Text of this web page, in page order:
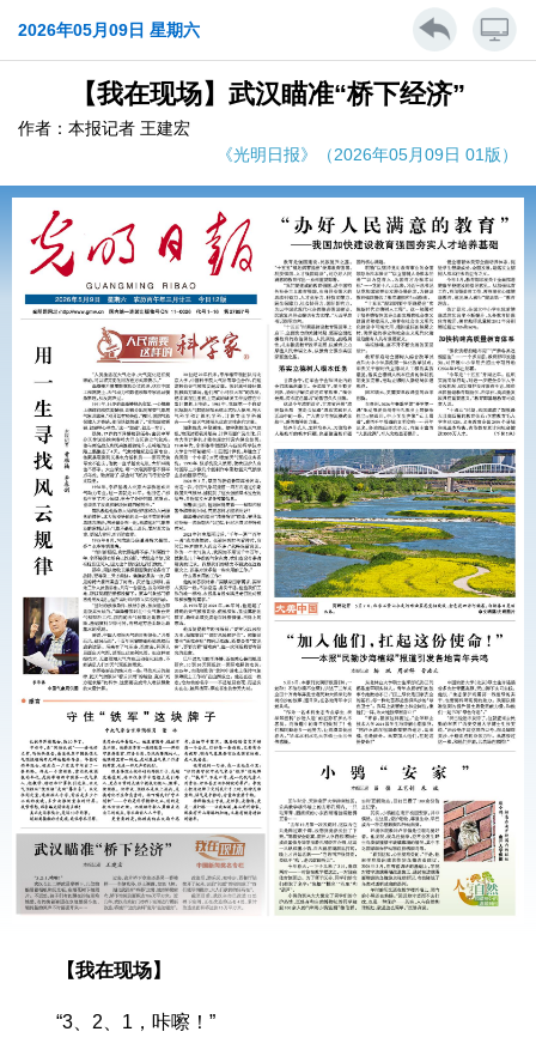
2026年05月09日 星期六
【我在现场】武汉瞄准“桥下经济”
作者：本报记者 王建宏
《光明日报》（2026年05月09日 01版）
【我在现场】
“3、2、1，咔嚓！”